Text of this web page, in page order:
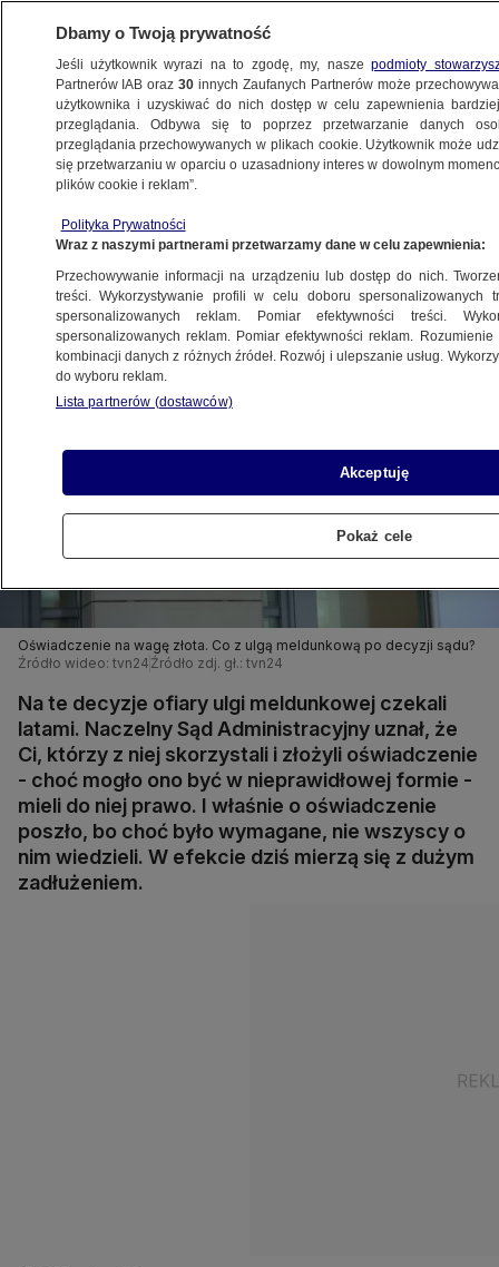
PROGRAMY
29.06.2017, 07:42
Udostępnij
Oświadczenie na wagę złota. Co z ulgą meldunkową po decyzji sądu?
Źródło wideo: tvn24 Źródło zdj. gł.: tvn24
Na te decyzje ofiary ulgi meldunkowej czekali
latami. Naczelny Sąd Administracyjny uznał, że
Ci, którzy z niej skorzystali i złożyli oświadczenie
- choć mogło ono być w nieprawidłowej formie -
mieli do niej prawo. I właśnie o oświadczenie
poszło, bo choć było wymagane, nie wszyscy o
nim wiedzieli. W efekcie dziś mierzą się z dużym
zadłużeniem.
Dbamy o Twoją prywatność
Jeśli użytkownik wyrazi na to zgodę, my, naszepodmioty
Partnerów IAB oraz30 innych Zaufanych Partnerów może
użytkownika i uzyskiwać do nich dostęp w celu zapewnienia
przeglądania. Odbywa się to poprzez przetwarzanie danych
przeglądania przechowywanych w plikach cookie. Użytkownik może
się przetwarzaniu w oparciu o uzasadniony interes w dowolnym
plików cookie i reklam”.
Polityka Prywatności
Wraz z naszymi partnerami przetwarzamy dane w celu zapewnienia:
Przechowywanie informacji na urządzeniu lub dostęp do nich.
treści. Wykorzystywanie profili w celu doboru spersonalizowanych
spersonalizowanych reklam. Pomiar efektywności treści.
spersonalizowanych reklam. Pomiar efektywności reklam.
kombinacji danych z różnych źródeł. Rozwój i ulepszanie usług.
do wyboru reklam.
Lista partnerów (dostawców)
Akceptuję
Pokaż cele